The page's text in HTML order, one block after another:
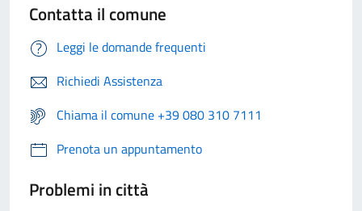
Contatta il comune
Leggi le domande frequenti
Richiedi Assistenza
Chiama il comune +39 080 310 7111
Prenota un appuntamento
Problemi in città